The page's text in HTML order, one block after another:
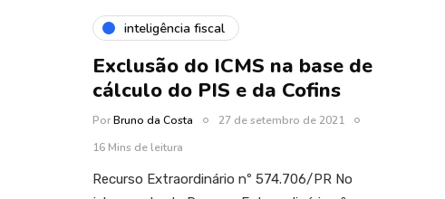
inteligência fiscal
Exclusão do ICMS na base de
cálculo do PIS e da Cofins
PorBruno da Costa
27 de setembro de 2021
16 Mins de leitura
Recurso Extraordinário nº 574.706/PR No